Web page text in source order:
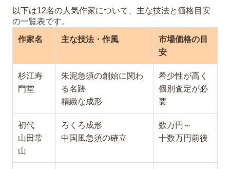
以下は12名の人気作家について、主な技法と価格目安
の一覧表です。
作家名 主な技法・作風
市場価格の目
安
杉江寿
門堂
朱泥急須の創始に関わ
る名跡
精緻な成形
希少性が高く
個別査定が必
要
初代
山田常
山
ろくろ成形
中国風急須の確立
数万円～
十数万円前後